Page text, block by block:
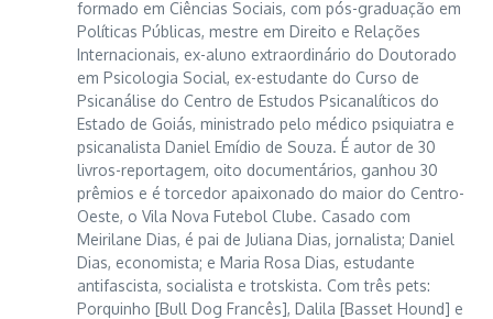
formado em Ciências Sociais, com pós-graduação em
Políticas Públicas, mestre em Direito e Relações
Internacionais, ex-aluno extraordinário do Doutorado
em Psicologia Social, ex-estudante do Curso de
Psicanálise do Centro de Estudos Psicanalíticos do
Estado de Goiás, ministrado pelo médico psiquiatra e
psicanalista Daniel Emídio de Souza. É autor de 30
livros-reportagem, oito documentários, ganhou 30
prêmios e é torcedor apaixonado do maior do Centro-
Oeste, o Vila Nova Futebol Clube. Casado com
Meirilane Dias, é pai de Juliana Dias, jornalista; Daniel
Dias, economista; e Maria Rosa Dias, estudante
antifascista, socialista e trotskista. Com três pets:
Porquinho [Bull Dog Francês], Dalila [Basset Hound] e